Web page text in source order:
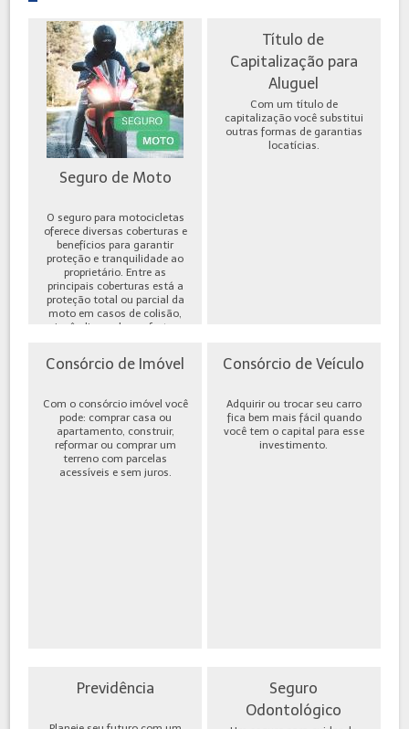
Seguro de Moto
O seguro para motocicletas
oferece diversas coberturas e
benefícios para garantir
proteção e tranquilidade ao
proprietário. Entre as
principais coberturas está a
proteção total ou parcial da
moto em casos de colisão,
incêndio, roubo ou furto,
Título de
Capitalização para
Aluguel
Com um título de
capitalização você substitui
outras formas de garantias
locatícias.
Consórcio de Imóvel
Com o consórcio imóvel você
pode: comprar casa ou
apartamento, construir,
reformar ou comprar um
terreno com parcelas
acessíveis e sem juros.
Consórcio de Veículo
Adquirir ou trocar seu carro
fica bem mais fácil quando
você tem o capital para esse
investimento.
Previdência
Seguro
Odontológico